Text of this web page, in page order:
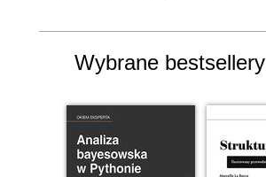
functools
inspect
4.9. Omówienie biblioteki
calendar
Wybrane bestsellery